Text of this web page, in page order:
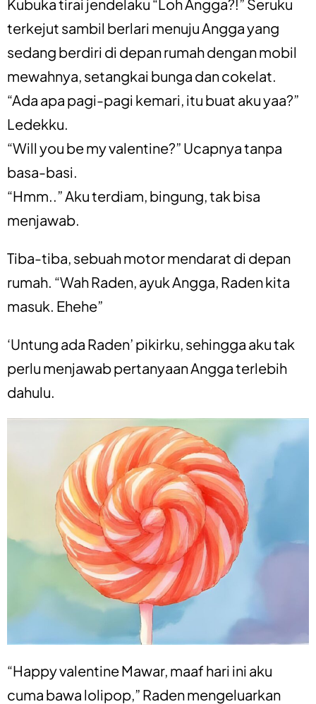
Kubuka tirai jendelaku “Loh Angga?!” Seruku
terkejut sambil berlari menuju Angga yang
sedang berdiri di depan rumah dengan mobil
mewahnya, setangkai bunga dan cokelat.
“Ada apa pagi-pagi kemari, itu buat aku yaa?”
Ledekku.
“Will you be my valentine?” Ucapnya tanpa
basa-basi.
“Hmm..” Aku terdiam, bingung, tak bisa
menjawab.
Tiba-tiba, sebuah motor mendarat di depan
rumah. “Wah Raden, ayuk Angga, Raden kita
masuk. Ehehe”
‘Untung ada Raden’ pikirku, sehingga aku tak
perlu menjawab pertanyaan Angga terlebih
dahulu.
“Happy valentine Mawar, maaf hari ini aku
cuma bawa lolipop,” Raden mengeluarkan